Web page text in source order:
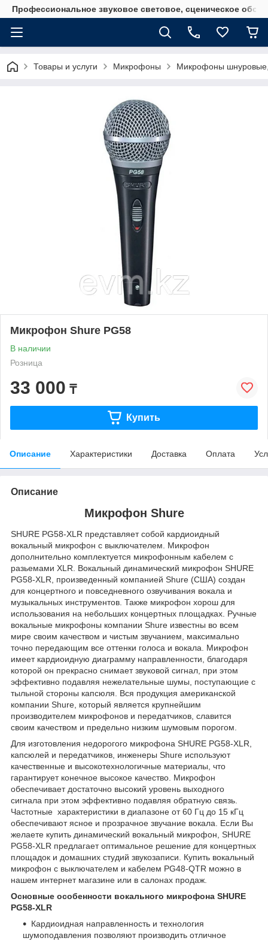
Профессиональное звуковое световое, сценическое
Товары и услуги Микрофоны Микрофоны
Микрофон Shure PG58
В наличии
Розница
33 000 ₸
Купить
Описание Характеристики Доставка Оплата
Описание
Микрофон Shure
SHURE PG58-XLR представляет собой кардиоидный
вокальный микрофон c выключателем. Микрофон
дополнительно комплектуется микрофонным кабелем с
разьемами XLR. Вокальный динамический микрофон SHURE
PG58-XLR, произведенный компанией Shure (США) создан
для концертного и повседневного озвучивания вокала и
музыкальных инструментов. Также микрофон хорош для
использования на небольших концертных площадках. Ручные
вокальные микрофоны компании Shure известны во всем
мире своим качеством и чистым звучанием, максимально
точно передающим все оттенки голоса и вокала. Микрофон
имеет кардиоидную диаграмму направленности, благодаря
которой он прекрасно снимает звуковой сигнал, при этом
эффективно подавляя нежелательные шумы, поступающие с
тыльной стороны капсюля. Вся продукция американской
компании Shure, который является крупнейшим
производителем микрофонов и передатчиков, славится
своим качеством и предельно низким шумовым порогом.
Для изготовления недорогого микрофона SHURE PG58-XLR,
капсюлей и передатчиков, инженеры Shure используют
качественные и высокотехнологичные материалы, что
гарантирует конечное высокое качество. Микрофон
обеспечивает достаточно высокий уровень выходного
сигнала при этом эффективно подавляя обратную связь.
Частотные характеристики в диапазоне от 60 Гц до 15 кГц
обеспечивают ясное и прозрачное звучание вокала. Если Вы
желаете купить динамический вокальный микрофон, SHURE
PG58-XLR предлагает оптимальное решение для концертных
площадок и домашних студий звукозаписи. Купить вокальный
микрофон с выключателем и кабелем PG48-QTR можно в
нашем интернет магазине или в салонах продаж.
Основные особенности вокального микрофона SHURE
PG58-XLR
Кардиоидная направленность и технология
шумоподавления позволяют производить отличное